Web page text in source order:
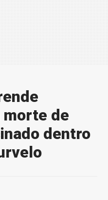
de
dentro